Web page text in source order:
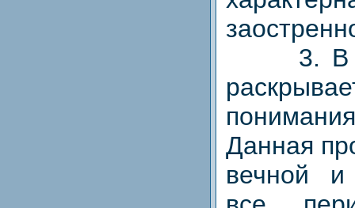
3. В
Данная
вечной и